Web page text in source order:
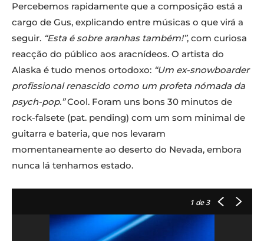
Percebemos rapidamente que a composição está a
cargo de Gus, explicando entre músicas o que virá a
seguir. “Esta é sobre aranhas também!”, com curiosa
reacção do público aos aracnídeos. O artista do
Alaska é tudo menos ortodoxo: “Um ex-snowboarder
profissional renascido como um profeta nómada da
psych-pop.”Cool. Foram uns bons 30 minutos de
rock-falsete (pat. pending) com um som minimal de
guitarra e bateria, que nos levaram
momentaneamente ao deserto do Nevada, embora
nunca lá tenhamos estado.
1 de 3